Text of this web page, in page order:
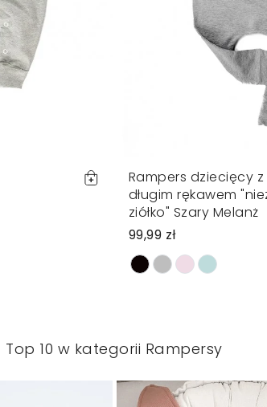
Rampers dziecięcy z
długim rękawem
ziółko" Szary Melanż
99,99 zł
Top 10 w kategorii Rampersy